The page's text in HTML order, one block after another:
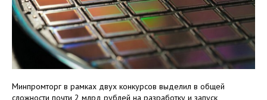
Минпромторг в рамках двух конкурсов выделил в общей
сложности почти 2 млрд рублей на разработку и запуск